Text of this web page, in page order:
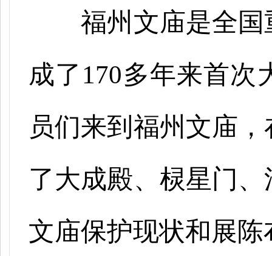
福州文庙是全
成了 170多年来首次
员们来到福州文庙
了大成殿、棂星门
文庙保护现状和展陈